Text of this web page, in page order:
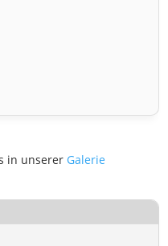
in unserer Galerie